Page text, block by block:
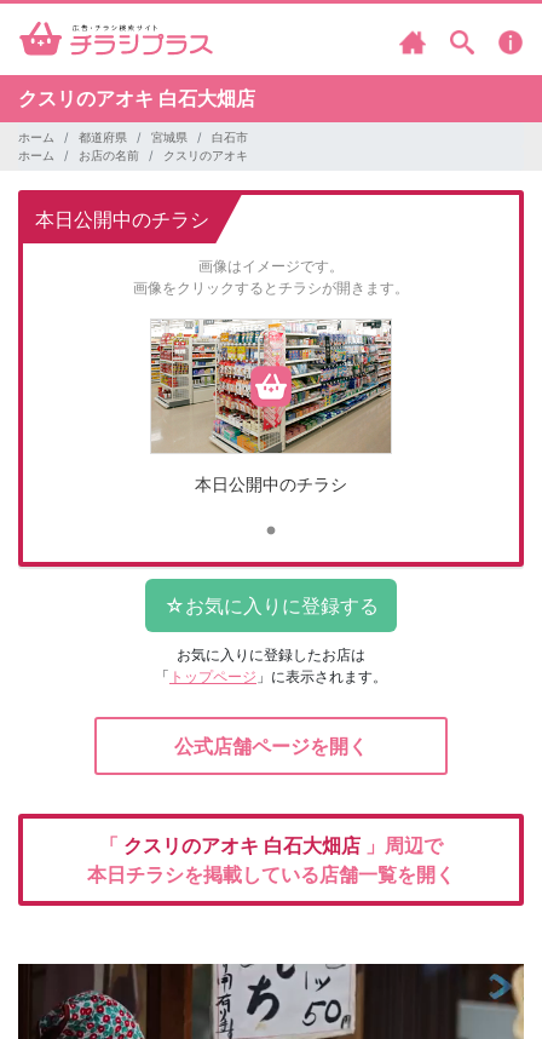
クスリのアオキ 白石大畑店
ホーム 都道府県 宮城県
白石市
ホーム
お店の名前 クスリのアオキ
本日公開中のチラシ
画像はイメージです。
画像をクリックするとチラシが開きます。
本日公開中のチラシ
お気に入りに登録したお店は
「 トップページ 」に表示されます。
公式店舗ページを開く
「 クスリのアオキ 白石大畑店 」周辺で
本日チラシを掲載している店舗一覧を開く